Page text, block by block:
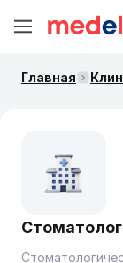
Главная